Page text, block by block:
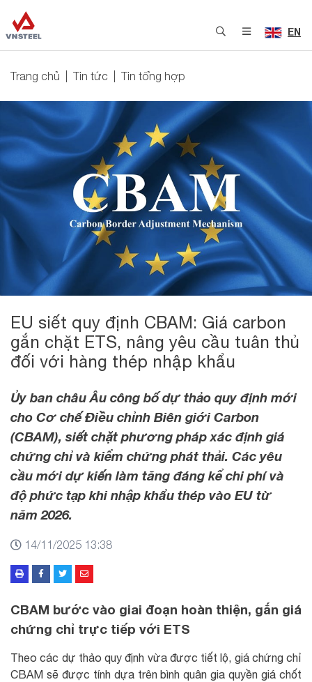
EN
Trang chủ Tin tức Tin tổng hợp
EU siết quy định CBAM: Giá carbon
gắn chặt ETS, nâng yêu cầu tuân thủ
đối với hàng thép nhập khẩu
Ủy ban châu Âu công bố dự thảo quy định mới
cho Cơ chế Điều chỉnh Biên giới Carbon
(CBAM), siết chặt phương pháp xác định giá
chứng chỉ và kiểm chứng phát thải. Các yêu
cầu mới dự kiến làm tăng đáng kể chi phí và
độ phức tạp khi nhập khẩu thép vào EU từ
năm 2026.
14/11/2025 13:38
CBAM bước vào giai đoạn hoàn thiện, gắn giá
chứng chỉ trực tiếp với ETS
Theo các dự thảo quy định vừa được tiết lộ, giá chứng chỉ
CBAM sẽ được tính dựa trên bình quân gia quyền giá chốt